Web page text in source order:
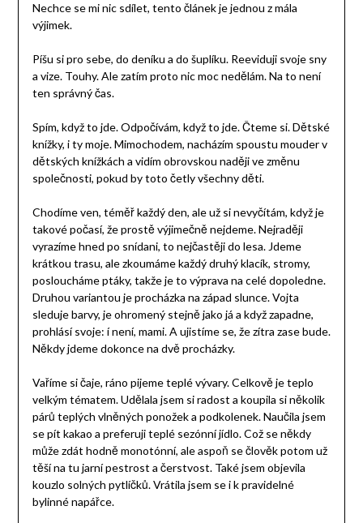
Nechce se mi nic sdílet, tento článek je jednou z mála
výjimek.
Píšu si pro sebe, do deníku a do šuplíku. Reeviduji svoje sny
a vize. Touhy. Ale zatím proto nic moc nedělám. Na to není
ten správný čas.
Spím, když to jde. Odpočívám, když to jde. Čteme si. Dětské
knížky, i ty moje. Mimochodem, nacházím spoustu mouder v
dětských knížkách a vidím obrovskou naději ve změnu
společnosti, pokud by toto četly všechny děti.
Chodíme ven, téměř každý den, ale už si nevyčítám, když je
takové počasí, že prostě výjimečně nejdeme. Nejraději
vyrazíme hned po snídani, to nejčastěji do lesa. Jdeme
krátkou trasu, ale zkoumáme každý druhý klacík, stromy,
posloucháme ptáky, takže je to výprava na celé dopoledne.
Druhou variantou je procházka na západ slunce. Vojta
sleduje barvy, je ohromený stejně jako já a když zapadne,
prohlásí svoje: í není, mami. A ujistíme se, že zítra zase bude.
Někdy jdeme dokonce na dvě procházky.
Vaříme si čaje, ráno pijeme teplé vývary. Celkově je teplo
velkým tématem. Udělala jsem si radost a koupila si několik
párů teplých vlněných ponožek a podkolenek. Naučila jsem
se pít kakao a preferuji teplé sezónní jídlo. Což se někdy
může zdát hodně monotónní, ale aspoň se člověk potom už
těší na tu jarní pestrost a čerstvost. Také jsem objevila
kouzlo solných pytlíčků. Vrátila jsem se i k pravidelné
bylinné napářce.